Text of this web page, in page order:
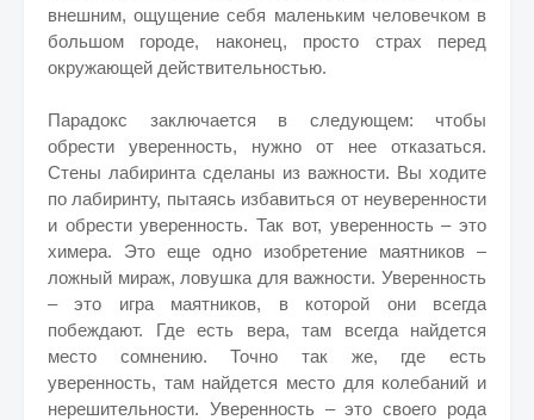
внешним, ощущение себя маленьким человечком в
большом городе, наконец, просто страх перед
окружающей действительностью.
Парадокс заключается в следующем: чтобы
обрести уверенность, нужно от нее отказаться.
Стены лабиринта сделаны из важности. Вы ходите
по лабиринту, пытаясь избавиться от неуверенности
и обрести уверенность. Так вот, уверенность – это
химера. Это еще одно изобретение маятников –
ложный мираж, ловушка для важности. Уверенность
– это игра маятников, в которой они всегда
побеждают. Где есть вера, там всегда найдется
место сомнению. Точно так же, где есть
уверенность, там найдется место для колебаний и
нерешительности. Уверенность – это своего рода